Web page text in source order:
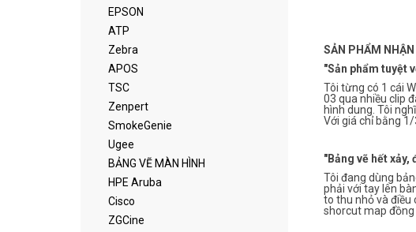
SẢN PHẨM
"Sản phẩm tuyệt
Tôi từng có 1 cái
03 qua nhiều clip
hình dung. Tôi
Với giá chỉ bằng
"Bảng vẽ hết xảy,
Tôi đang dùng
phải với tay lên
to thu nhỏ và điều
shorcut map đồng
EPSON
ATP
Zebra
APOS
TSC
Zenpert
SmokeGenie
Ugee
BẢNG VẼ MÀN HÌNH
HPE Aruba
Cisco
ZGCine